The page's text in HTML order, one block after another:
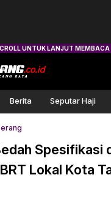
Berita Seputar Haji
Spesifikasi
Lokal Kota